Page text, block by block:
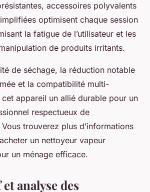
accessoires polyvalents
optimisent chaque session
la fatigue de l’utilisateur et les
de produits irritants.
de séchage, la réduction notable
et la compatibilité multi-
appareil un allié durable pour un
respectueux de
Vous trouverez plus d’informations
un nettoyeur vapeur
un ménage efficace.
analyse des